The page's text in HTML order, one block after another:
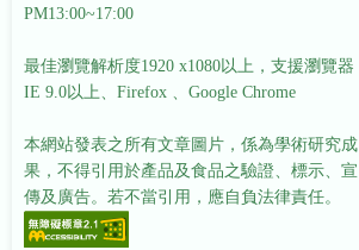
PM13:00~17:00
最佳瀏覽解析度1920 x1080以上，支援瀏覽器
IE 9.0以上、Firefox 、Google Chrome
本網站發表之所有文章圖片，係為學術研究成
果，不得引用於產品及食品之驗證、標示、宣
傳及廣告。若不當引用，應自負法律責任。